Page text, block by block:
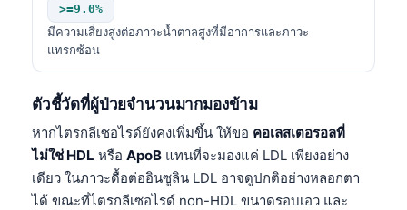
>=9.0%
มีความเสี่ยงสูงต่อภาวะน้ำตาลสูงที่มีอาการและภาวะ
แทรกซ้อน
ตัวชี้วัดที่ผู้ป่วยจำนวนมากมองข้าม
หากไตรกลีเซอไรด์ยังคงเพิ่มขึ้น ให้ขอ คอเลสเตอรอลที่
ไม่ใช่ HDL หรือ ApoB แทนที่จะมองแค่ LDL เพียงอย่าง
เดียว ในภาวะดื้อต่ออินซูลิน LDL อาจดูปกติอย่างหลอกตา
ได้ ขณะที่ไตรกลีเซอไรด์ non-HDL ขนาดรอบเอว และ